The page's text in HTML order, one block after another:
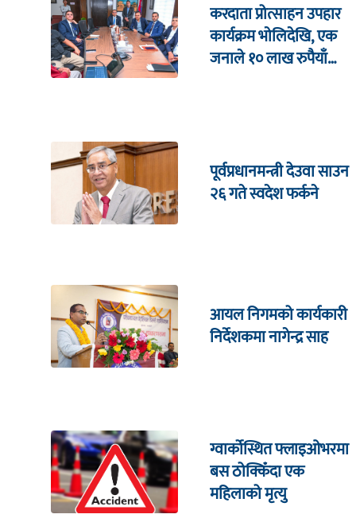
करदाता प्रोत्साहन उपहार
कार्यक्रम भाेलिदेखि, एक
जनाले १० लाख रुपैयाँ
पूर्वप्रधानमन्त्री देउवा साउन
२६ गते स्वदेश फर्कने
आयल निगमको कार्यकारी
निर्देशकमा नागेन्द्र साह
ग्वार्कोस्थित फ्लाइओभरमा
बस ठोक्किँदा एक
महिलाको मृत्यु